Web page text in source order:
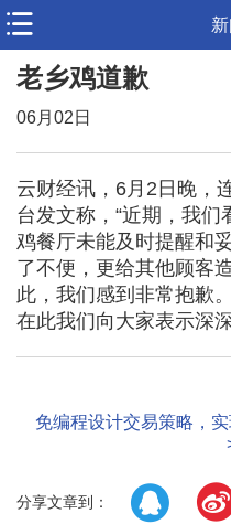
新
老乡鸡道歉
06月02日
云财经讯，6月2日晚，
台发文称，“近期，我
鸡餐厅未能及时提醒和
了不便，更给其他顾客
此，我们感到非常抱歉
在此我们向大家表示深
免编程设计交易策略，
分享文章到：